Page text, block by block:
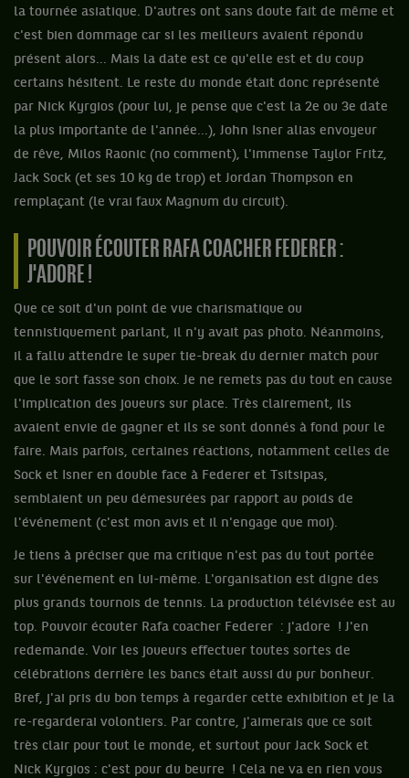
la tournée asiatique. D'autres ont sans doute fait de même et
c'est bien dommage car si les meilleurs avaient répondu
présent alors... Mais la date est ce qu'elle est et du coup
certains hésitent. Le reste du monde était donc représenté
par Nick Kyrgios (pour lui, je pense que c'est la 2e ou 3e date
la plus importante de l'année...), John Isner alias envoyeur
de rêve, Milos Raonic (no comment), l'immense Taylor Fritz,
Jack Sock (et ses 10 kg de trop) et Jordan Thompson en
remplaçant (le vrai faux Magnum du circuit).
POUVOIR ÉCOUTER RAFA COACHER FEDERER :
J'ADORE !
Que ce soit d'un point de vue charismatique ou
tennistiquement parlant, il n'y avait pas photo. Néanmoins,
il a fallu attendre le super tie-break du dernier match pour
que le sort fasse son choix. Je ne remets pas du tout en cause
l'implication des joueurs sur place. Très clairement, ils
avaient envie de gagner et ils se sont donnés à fond pour le
faire. Mais parfois, certaines réactions, notamment celles de
Sock et Isner en double face à Federer et Tsitsipas,
semblaient un peu démesurées par rapport au poids de
l'événement (c'est mon avis et il n'engage que moi).
Je tiens à préciser que ma critique n'est pas du tout portée
sur l'événement en lui-même. L'organisation est digne des
plus grands tournois de tennis. La production télévisée est au
top. Pouvoir écouter Rafa coacher Federer : j'adore ! J'en
redemande. Voir les joueurs effectuer toutes sortes de
célébrations derrière les bancs était aussi du pur bonheur.
Bref, j'ai pris du bon temps à regarder cette exhibition et je la
re-regarderai volontiers. Par contre, j'aimerais que ce soit
très clair pour tout le monde, et surtout pour Jack Sock et
Nick Kyrgios : c'est pour du beurre ! Cela ne va en rien vous